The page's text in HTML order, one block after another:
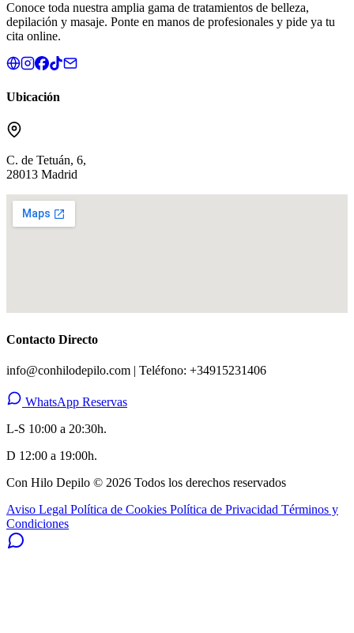
Conoce toda nuestra amplia gama de tratamientos de belleza,
depilación y masaje. Ponte en manos de profesionales y pide ya tu
cita online.
Ubicación
C. de Tetuán, 6,
28013 Madrid
Contacto Directo
info@conhilodepilo.com | Teléfono: +34915231406
WhatsApp Reservas
L-S 10:00 a 20:30h.
D 12:00 a 19:00h.
Con Hilo Depilo © 2026 Todos los derechos reservados
Aviso Legal Política de Cookies Política de Privacidad Términos y
Condiciones